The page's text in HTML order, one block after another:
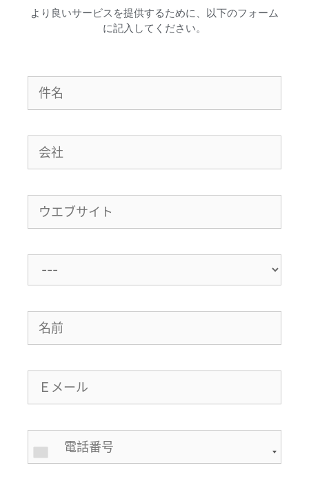
より良いサービスを提供するために、以下のフォーム
に記入してください。